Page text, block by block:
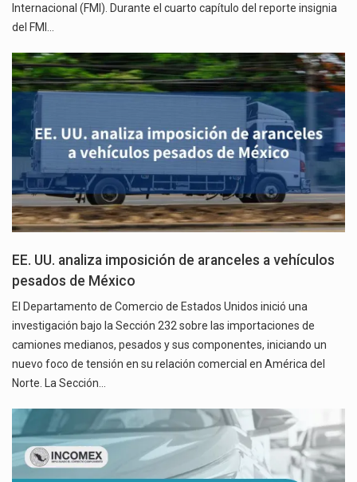
Internacional (FMI). Durante el cuarto capítulo del reporte insignia
del FMI…
EE. UU. analiza imposición de aranceles a vehículos
pesados de México
El Departamento de Comercio de Estados Unidos inició una
investigación bajo la Sección 232 sobre las importaciones de
camiones medianos, pesados y sus componentes, iniciando un
nuevo foco de tensión en su relación comercial en América del
Norte. La Sección…